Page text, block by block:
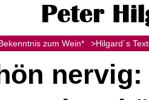
zum Wein* >Hilgard´s
nervig: